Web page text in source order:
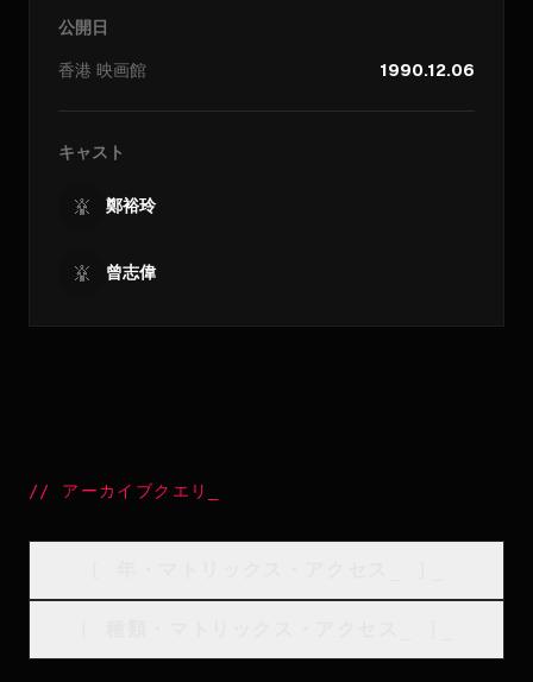
公開日
香港 映画館 1990.12.06
キャスト
鄭裕玲
曾志偉
// アーカイブクエリ